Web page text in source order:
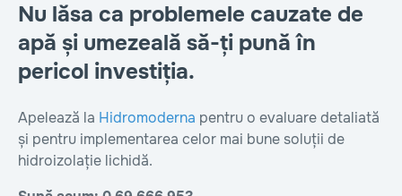
Nu lăsa ca problemele cauzate de
apă și umezeală să-ți pună în
pericol investiția.
Apelează la Hidromoderna pentru o evaluare detaliată
și pentru implementarea celor mai bune soluții de
hidroizolație lichidă.